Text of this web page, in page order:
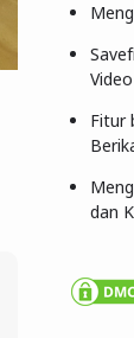
Video
Fitur
dan